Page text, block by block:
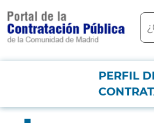
contenido
principal
Menú PCON
PERFIL
Suministro de reactivos,
Bioquímica del Hospital Universitario 12